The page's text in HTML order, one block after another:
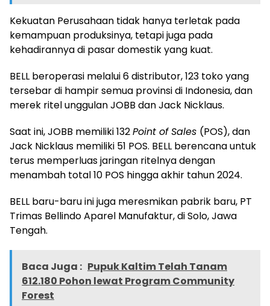
Kekuatan Perusahaan tidak hanya terletak pada
kemampuan produksinya, tetapi juga pada
kehadirannya di pasar domestik yang kuat.
BELL beroperasi melalui 6 distributor, 123 toko yang
tersebar di hampir semua provinsi di Indonesia, dan
merek ritel unggulan JOBB dan Jack Nicklaus.
Saat ini, JOBB memiliki 132Point of Sales (POS), dan
Jack Nicklaus memiliki 51 POS. BELL berencana untuk
terus memperluas jaringan ritelnya dengan
menambah total 10 POS hingga akhir tahun 2024.
BELL baru-baru ini juga meresmikan pabrik baru, PT
Trimas Bellindo Aparel Manufaktur, di Solo, Jawa
Tengah.
Baca Juga : Pupuk Kaltim Telah Tanam
612.180 Pohon lewat Program Community
Forest